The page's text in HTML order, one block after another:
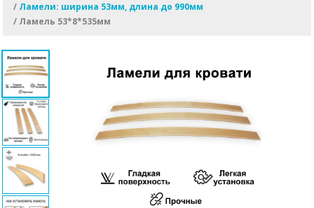
/ Ламели: ширина 53мм, длина до 990мм
/ Ламель 53*8*535мм